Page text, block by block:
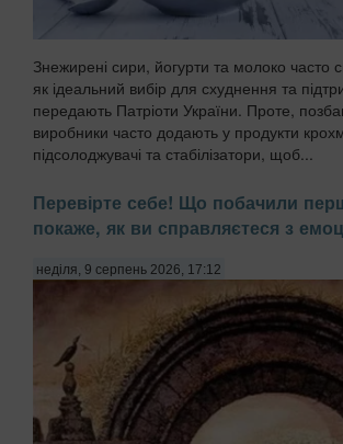
Знежирені сири, йогурти та молоко часто
як ідеальний вибір для схуднення та
передають Патріоти України. Проте,
виробники часто додають у продукти
підсолоджувачі та стабілізатори, щоб...
Перевірте себе! Що побачили
покаже, як ви справляєтеся з
неділя, 9 серпень 2026, 17:12